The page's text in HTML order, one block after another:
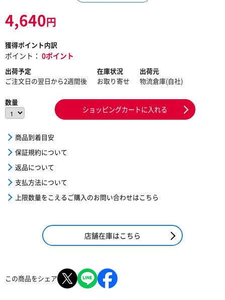
4,640円
獲得ポイント内訳
ポイント： 0ポイント
出荷予定
ご注文日の翌日から2週間後
在庫状況
お取り寄せ
出荷元
物流倉庫(自社)
数量
ショッピングカートに入れる
商品到着目安
保証規約について
返品について
支払方法について
上限数量をこえるご購入のお問い合わせはこちら
店舗在庫はこちら
この商品をシェア